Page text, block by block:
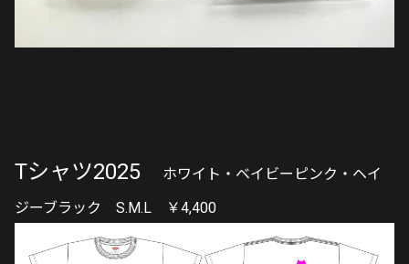
Tシャツ2025
ホワイト・ベイビーピンク・ヘイ
ジーブラック S.M.L ￥4,400